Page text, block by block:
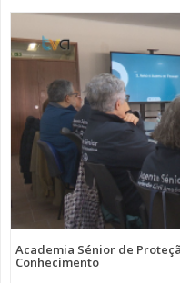
Academia Sénior de
Conhecimento